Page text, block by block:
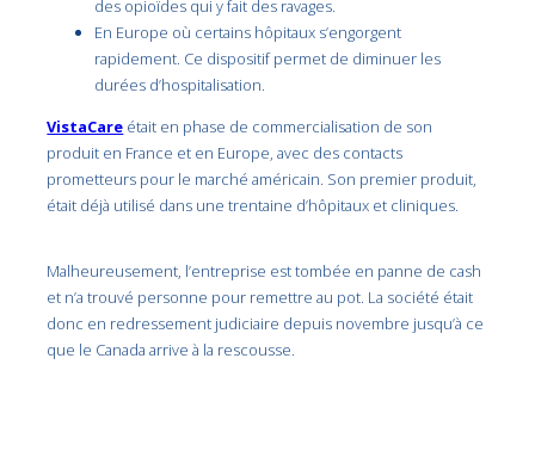
des opioïdes qui y fait des ravages.
En Europe où certains hôpitaux s’engorgent
rapidement. Ce dispositif permet de diminuer les
durées d’hospitalisation.
VistaCare était en phase de commercialisation de son
produit en France et en Europe, avec des contacts
prometteurs pour le marché américain. Son premier produit,
était déjà utilisé dans une trentaine d’hôpitaux et cliniques.
Malheureusement, l’entreprise est tombée en panne de cash
et n’a trouvé personne pour remettre au pot. La société était
donc en redressement judiciaire depuis novembre jusqu’à ce
que le Canada arrive à la rescousse.